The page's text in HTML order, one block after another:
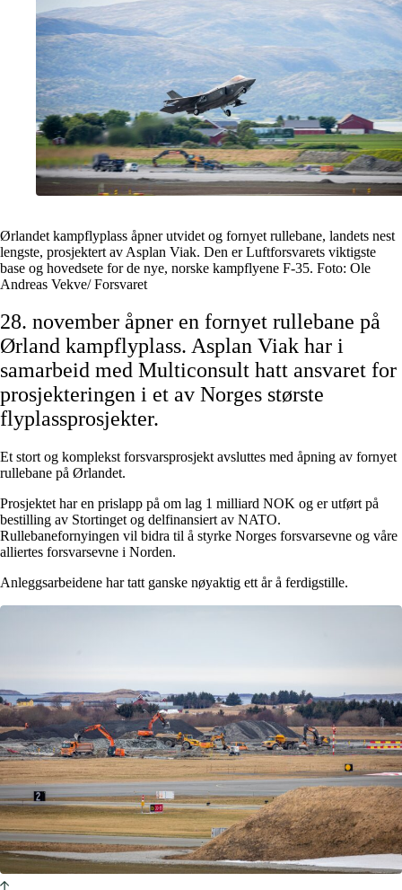
Ørlandet kampflyplass åpner utvidet og fornyet rullebane, landets nest
lengste, prosjektert av Asplan Viak. Den er Luftforsvarets viktigste
base og hovedsete for de nye, norske kampflyene F-35. Foto: Ole
Andreas Vekve/ Forsvaret
28. november åpner en fornyet rullebane på
Ørland kampflyplass. Asplan Viak har i
samarbeid med Multiconsult hatt ansvaret for
prosjekteringen i et av Norges største
flyplassprosjekter.
Et stort og komplekst forsvarsprosjekt avsluttes med åpning av fornyet
rullebane på Ørlandet.
Prosjektet har en prislapp på om lag 1 milliard NOK og er utført på
bestilling av Stortinget og delfinansiert av NATO.
Rullebanefornyingen vil bidra til å styrke Norges forsvarsevne og våre
alliertes forsvarsevne i Norden.
Anleggsarbeidene har tatt ganske nøyaktig ett år å ferdigstille.